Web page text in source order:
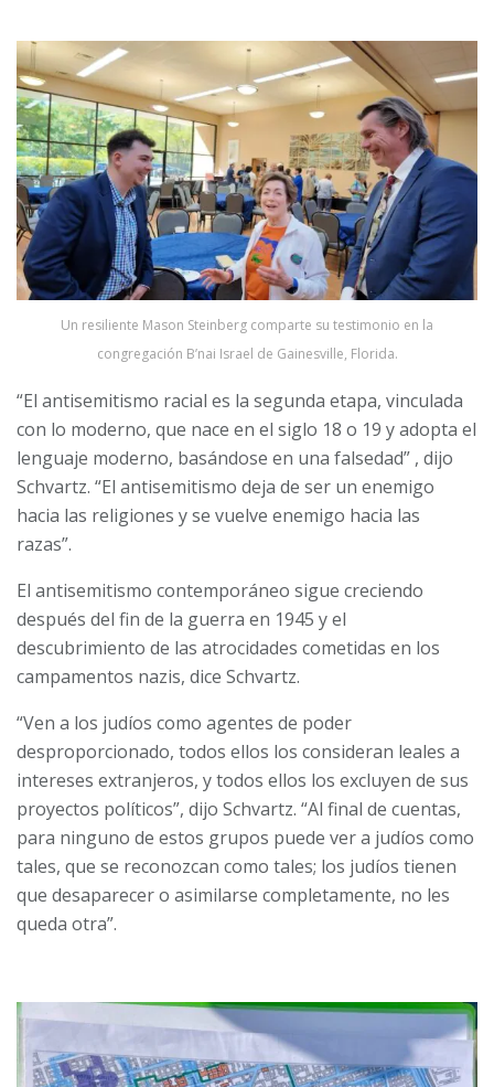
Un resiliente Mason Steinberg comparte su testimonio en la
congregación B’nai Israel de Gainesville, Florida.
“El antisemitismo racial es la segunda etapa, vinculada
con lo moderno, que nace en el siglo 18 o 19 y adopta el
lenguaje moderno, basándose en una falsedad” , dijo
Schvartz. “El antisemitismo deja de ser un enemigo
hacia las religiones y se vuelve enemigo hacia las
razas”.
El antisemitismo contemporáneo sigue creciendo
después del fin de la guerra en 1945 y el
descubrimiento de las atrocidades cometidas en los
campamentos nazis, dice Schvartz.
“Ven a los judíos como agentes de poder
desproporcionado, todos ellos los consideran leales a
intereses extranjeros, y todos ellos los excluyen de sus
proyectos políticos”, dijo Schvartz. “Al final de cuentas,
para ninguno de estos grupos puede ver a judíos como
tales, que se reconozcan como tales; los judíos tienen
que desaparecer o asimilarse completamente, no les
queda otra”.